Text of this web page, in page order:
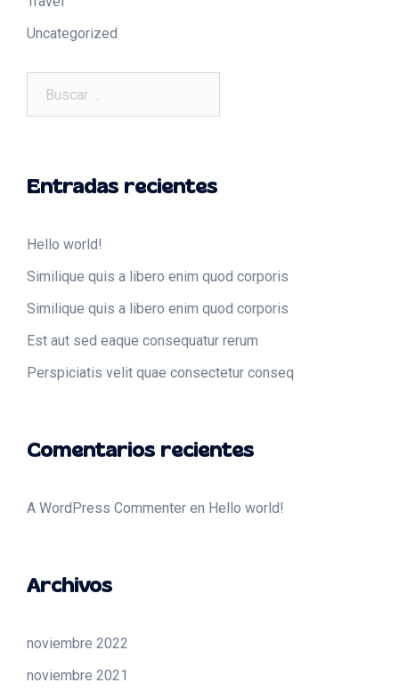
Uncategorized
Entradas recientes
Hello world!
Similique quis a libero enim quod corporis
Similique quis a libero enim quod corporis
Est aut sed eaque consequatur rerum
Perspiciatis velit quae consectetur conseq
Comentarios recientes
A WordPress Commenter en Hello world!
Archivos
noviembre 2022
noviembre 2021